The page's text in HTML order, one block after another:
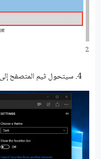
2
سيتحول ثيم المتصفح إلى